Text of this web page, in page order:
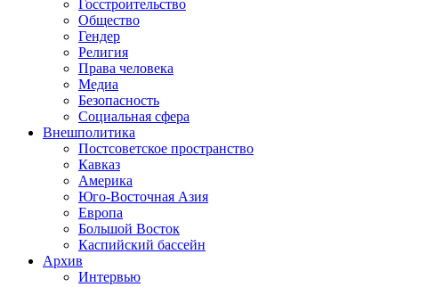
Госстроительство
Общество
Гендер
Религия
Права человека
Медиа
Безопасность
Социальная сфера
Внешполитика
Постсоветское пространство
Кавказ
Америка
Юго-Восточная Азия
Европа
Большой Восток
Каспийский бассейн
Архив
Интервью